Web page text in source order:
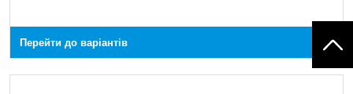
Перейти до варіантів